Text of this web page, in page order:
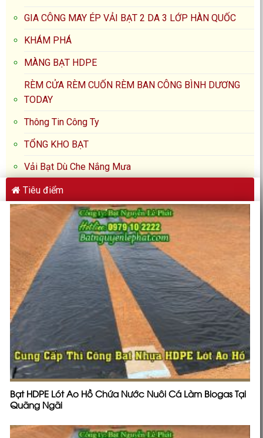
GIA CÔNG MAY ÉP VẢI BẠT 2 DA 3 LỚP HÀN QUỐC
KHÁM PHÁ
MÀNG BẠT HDPE
RÈM CỬA RÈM CUỐN RÈM BAN CÔNG BÌNH DƯƠNG
TODAY
Thông Tin Công Ty
TỔNG KHO BẠT
Vải Bạt Dù Che Nắng Mưa
Tiêu điểm
Bạt HDPE Lót Ao Hồ Chứa Nước Nuôi Cá Làm Biogas Tại
Quãng Ngãi